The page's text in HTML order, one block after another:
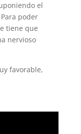
el
poder
tiene que
nervioso
favorable,